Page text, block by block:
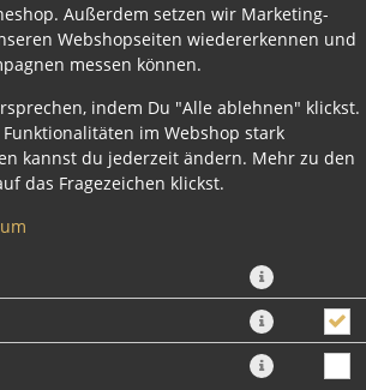
Außerdem setzen wir Marketing-
Webshopseiten wiedererkennen und
messen können.
indem Du "Alle ablehnen" klickst.
im Webshop stark
kannst du jederzeit ändern. Mehr zu den
das Fragezeichen klickst.
9,80 € *